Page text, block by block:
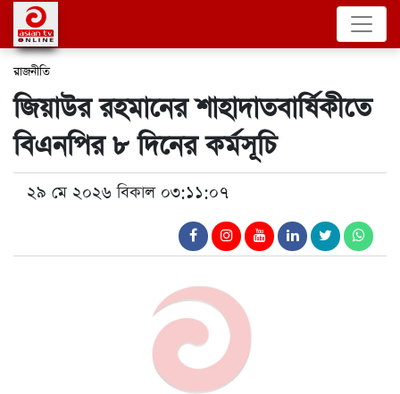
রাজনীতি
জিয়াউর রহমানের শাহাদাতবার্ষিকীতে
বিএনপির ৮ দিনের কর্মসূচি
২৯ মে ২০২৬ বিকাল ০৩:১১:০৭